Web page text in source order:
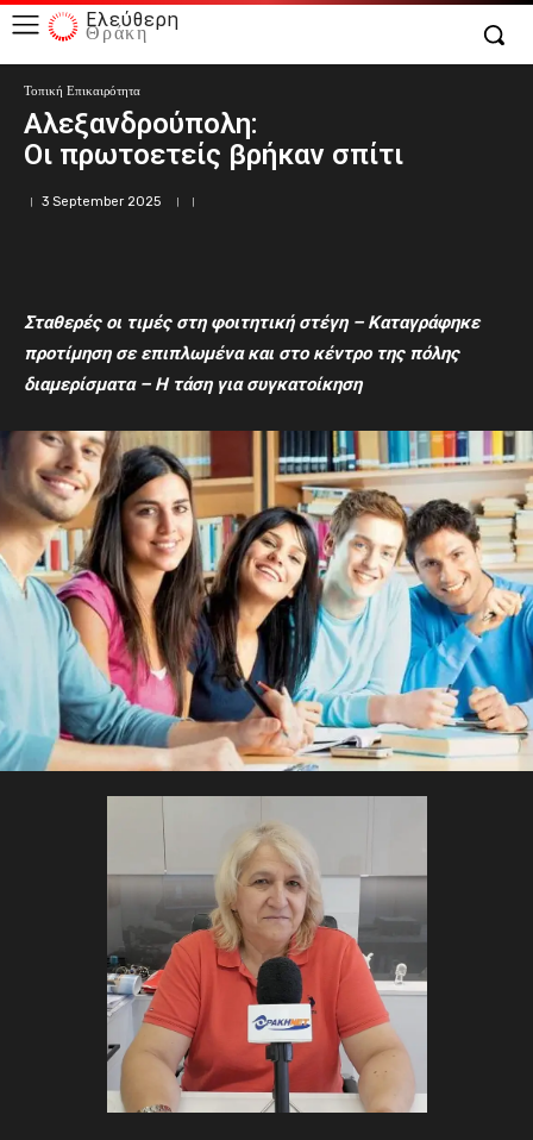
Ελεύθερη
Θράκη
Τοπική Επικαιρότητα
Αλεξανδρούπολη:
Οι πρωτοετείς βρήκαν σπίτι
3 September 2025
Σταθερές οι τιμές στη φοιτητική στέγη– Καταγράφηκε
προτίμηση σε επιπλωμένακαι στο κέντρο της πόλης
διαμερίσματα – Η τάση για συγκατοίκηση